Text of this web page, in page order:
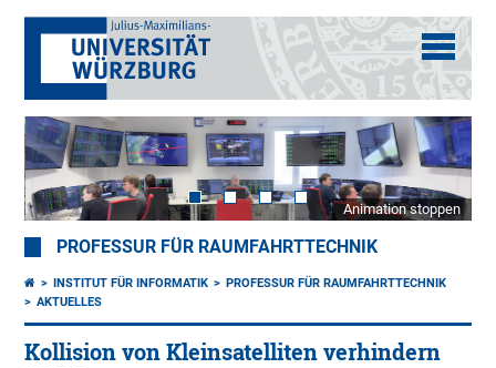
Animation stoppen
PROFESSUR FÜR RAUMFAHRTTECHNIK
INSTITUT FÜR INFORMATIK
PROFESSUR FÜR RAUMFAHRTTECHNIK
AKTUELLES
Kollision von Kleinsatelliten verhindern